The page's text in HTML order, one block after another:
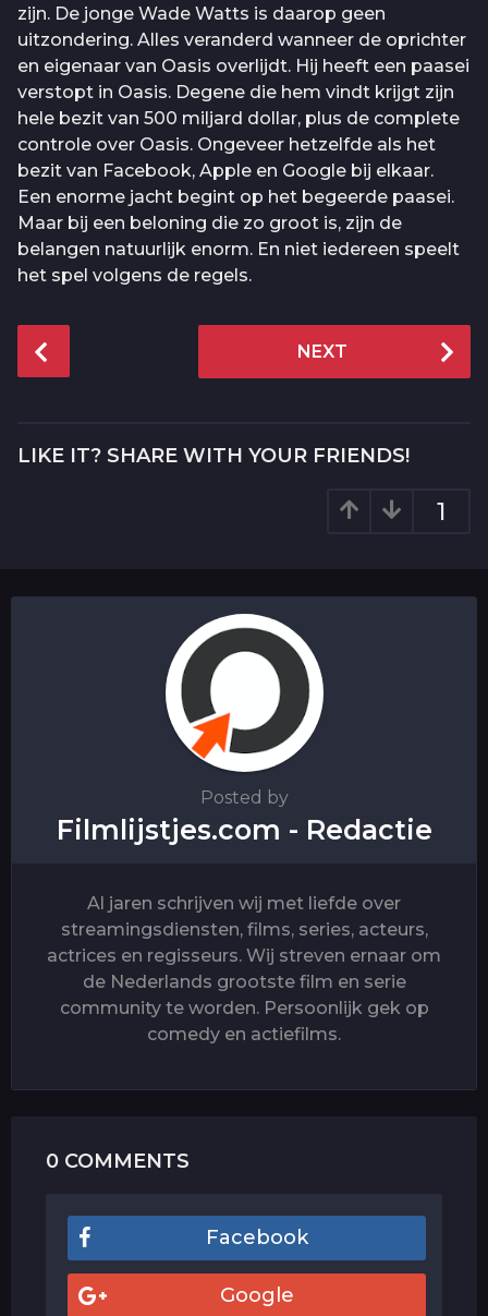
zijn. De jonge Wade Watts is daarop geen
uitzondering. Alles veranderd wanneer de oprichter
en eigenaar van Oasis overlijdt. Hij heeft een paasei
verstopt in Oasis. Degene die hem vindt krijgt zijn
hele bezit van 500 miljard dollar, plus de complete
controle over Oasis. Ongeveer hetzelfde als het
bezit van Facebook, Apple en Google bij elkaar.
Een enorme jacht begint op het begeerde paasei.
Maar bij een beloning die zo groot is, zijn de
belangen natuurlijk enorm. En niet iedereen speelt
het spel volgens de regels.
o
P
a
NEXT
LIKE IT? SHARE WITH YOUR FRIENDS!
1
Posted by
Filmlijstjes.com - Redactie
Al jaren schrijven wij met liefde over
streamingsdiensten, films, series, acteurs,
actrices en regisseurs. Wij streven ernaar om
de Nederlands grootste film en serie
community te worden. Persoonlijk gek op
comedy en actiefilms.
0 COMMENTS
Facebook
Google